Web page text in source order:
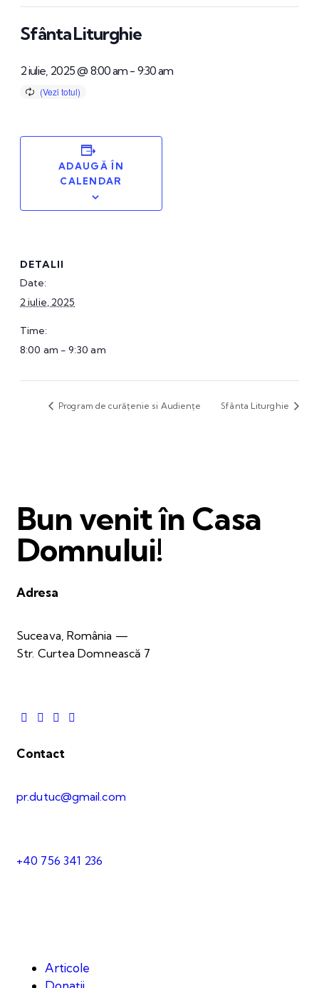
Sfânta Liturghie
2 iulie, 2025 @ 8:00 am - 9:30 am
ADAUGĂ ÎN
CALENDAR
DETALII
Date:
2 iulie, 2025
Time:
8:00 am - 9:30 am
Program de curățenie si Audiențe Sfânta Liturghie
Bun venit în Casa
Domnului!
Adresa
Suceava, România —
Str. Curtea Domnească 7
Contact
pr.dutuc@gmail.com
+40 756 341 236
Articole